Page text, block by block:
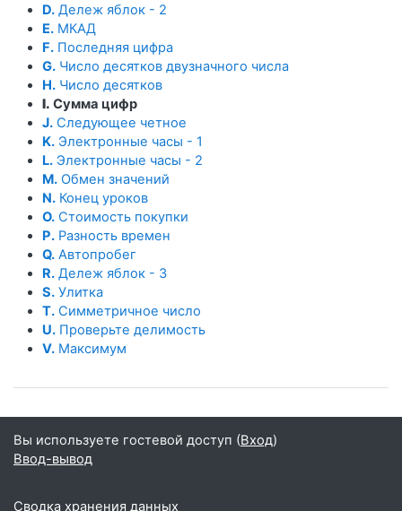
D. Дележ яблок - 2
E. МКАД
F. Последняя цифра
G. Число десятков двузначного числа
H. Число десятков
I. Сумма цифр
J. Следующее четное
K. Электронные часы - 1
L. Электронные часы - 2
M. Обмен значений
N. Конец уроков
O. Стоимость покупки
P. Разность времен
Q. Автопробег
R. Дележ яблок - 3
S. Улитка
T. Симметричное число
U. Проверьте делимость
V. Максимум
Вы используете гостевой доступ (Вход)
Ввод-вывод
Сводка хранения данных